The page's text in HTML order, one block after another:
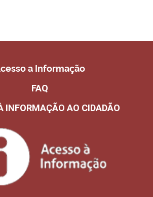
a Informação
FAQ
INFORMAÇÃO AO CIDADÃO